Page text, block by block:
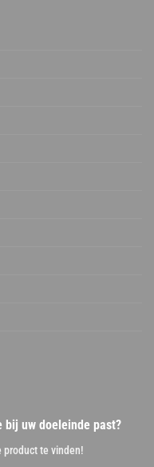
uw doeleinde past?
product te vinden!